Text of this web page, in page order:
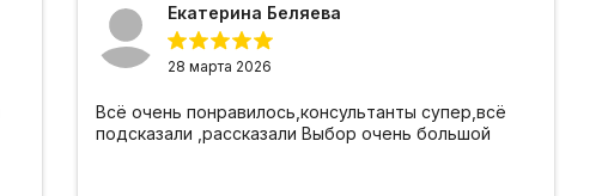
Екатерина Беляева
28 марта 2026
Всё очень понравилось,консультанты супер,всё
подсказали ,рассказали Выбор очень большой